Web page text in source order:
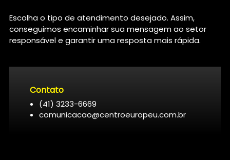
Escolha o tipo de atendimento desejado. Assim,
conseguimos encaminhar sua mensagem ao setor
responsável e garantir uma resposta mais rápida.
Contato
(41) 3233-6669
comunicacao@centroeuropeu.com.br